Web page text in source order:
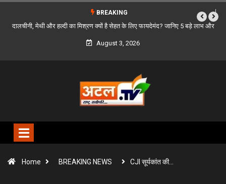
BREAKING
लाभ और
बस्तर के दूरस्थ गांवों को सड़क से जोड़ने की पहल, मुख्यमंत्री विष्णुदेव साय ने PMGSY-
विशेष प्रावधान की मांग की
August 3, 2026
Home BREAKING NEWS CJI सूर्यकांत की…